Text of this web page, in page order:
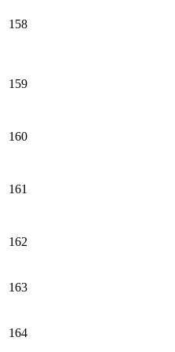
158
159
160
161
162
163
164